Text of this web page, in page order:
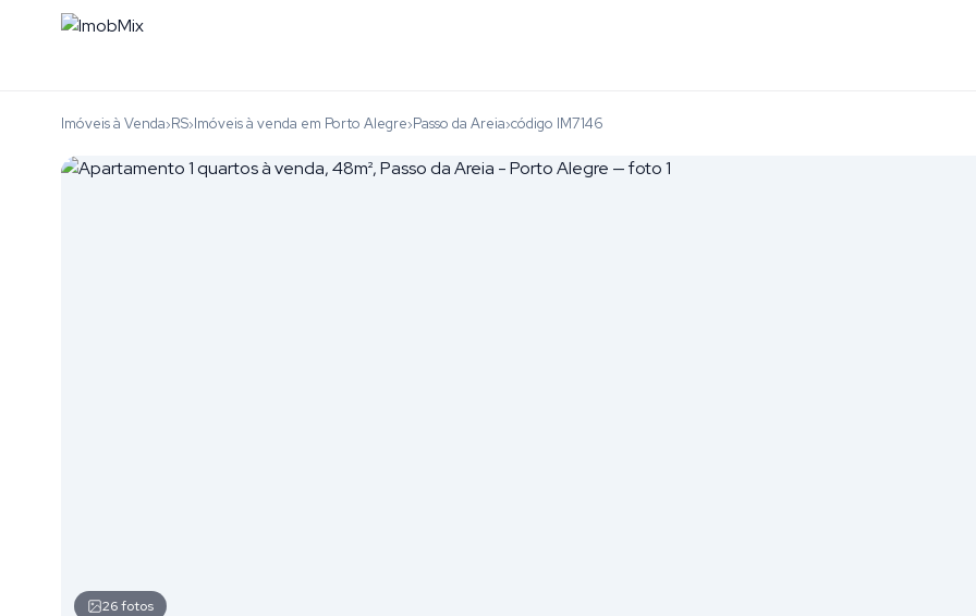
Imóveis à Venda›RS›Imóveis à venda em Porto Alegre›Passo da Areia›código IM7146
26fotos